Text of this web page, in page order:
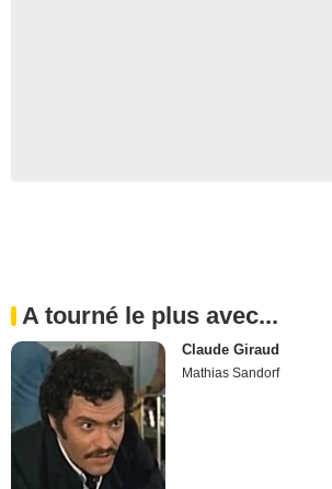
A tourné le plus avec...
Claude Giraud
Mathias Sandorf